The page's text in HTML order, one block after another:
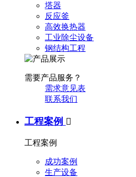
塔器
反应釜
高效换热器
工业除尘设备
钢结构工程
需要产品服务？
需求意见表
联系我们
工程案例 
工程案例
成功案例
生产设备